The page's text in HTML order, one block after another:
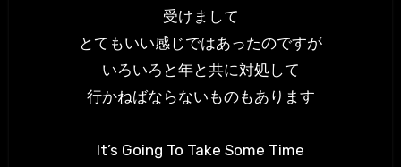
受けまして
とてもいい感じではあったのですが
いろいろと年と共に対処して
行かねばならないものもあります
It’s Going To Take Some Time